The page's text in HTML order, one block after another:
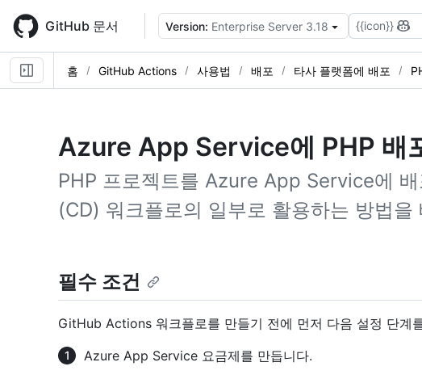
main
content
GitHub 문서 Version: Enterprise Server 3.18 {{icon}}
홈 GitHub Actions 사용법 배포 타사 플랫폼에 배포
Azure App Service에 PHP 배
PHP 프로젝트를 Azure App Service에
(CD) 워크플로의 일부로 활용하는 방법을
필수 조건
GitHub Actions 워크플로를 만들기 전에 먼저 다음 설정 단계
Azure App Service 요금제를 만듭니다.